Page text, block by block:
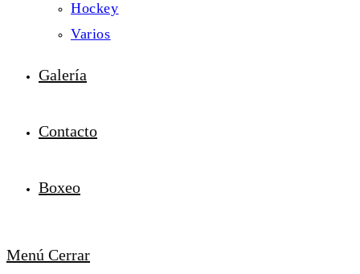
Hockey
Varios
Galería
Contacto
Boxeo
Menú Cerrar